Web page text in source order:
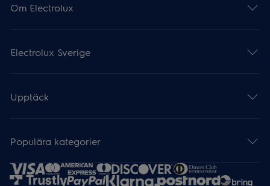
Om Electrolux
Electrolux Sverige
Upptäck
Populära kategorier